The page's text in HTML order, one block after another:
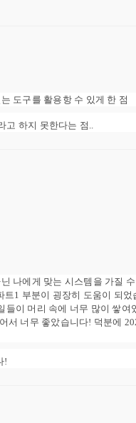
도구를 활용항 수 있게 한 점
고 하지 못한다는 점..
나에게 맞는 시스템을 가질
1 부분이 굉장히 도움이 되
이 머리 속에 너무 많이 쌓
서 너무 좋았습니다! 덕분에
!